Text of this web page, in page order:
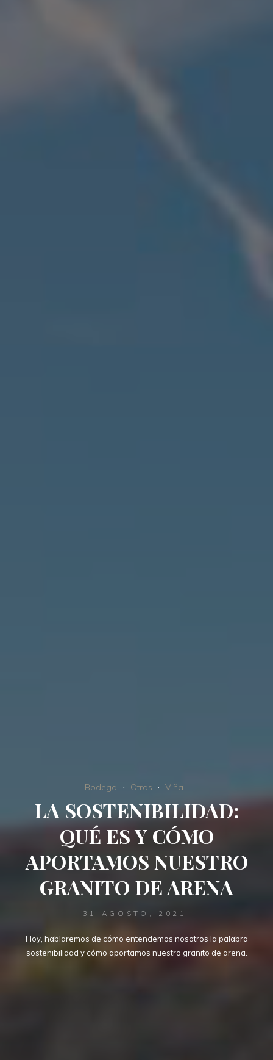
Bodega Otros Viña
LA SOSTENIBILIDAD:
QUÉ ES Y CÓMO
APORTAMOS NUESTRO
GRANITO DE ARENA
31 AGOSTO, 2021
Hoy, hablaremos de cómo entendemos nosotros la palabra
sostenibilidad y cómo aportamos nuestro granito de arena.